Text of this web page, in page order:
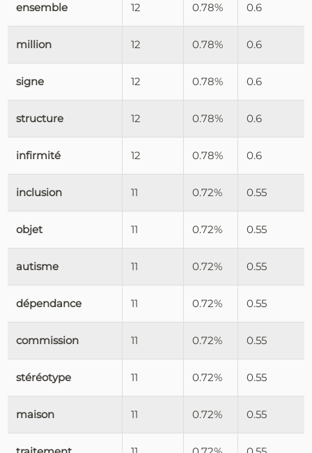
ensemble 12 0.78% 0.6
million 12 0.78% 0.6
signe 12 0.78% 0.6
structure 12 0.78% 0.6
infirmité 12 0.78% 0.6
inclusion 11 0.72% 0.55
objet 11 0.72% 0.55
autisme 11 0.72% 0.55
dépendance 11 0.72% 0.55
commission 11 0.72% 0.55
stéréotype 11 0.72% 0.55
maison 11 0.72% 0.55